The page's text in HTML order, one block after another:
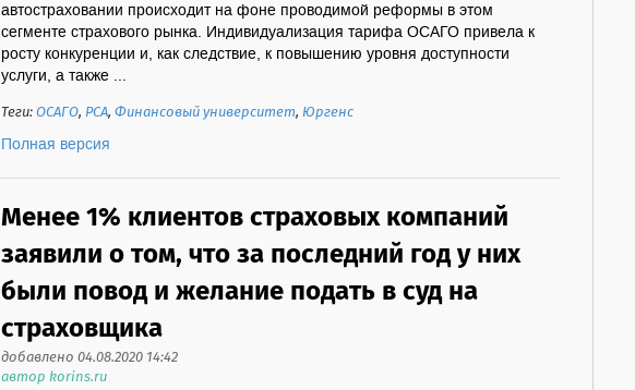
автостраховании происходит на фоне проводимой реформы в этом
сегменте страхового рынка. Индивидуализация тарифа ОСАГО привела к
росту конкуренции и, как следствие, к повышению уровня доступности
услуги, а также ...
Теги:ОСАГО, РСА,Финансовый университет, Юргенс
Полная версия
Менее 1% клиентов страховых компаний
заявили о том, что за последний год у них
были повод и желание подать в суд на
страховщика
добавлено 04.08.2020 14:42
автор korins.ru